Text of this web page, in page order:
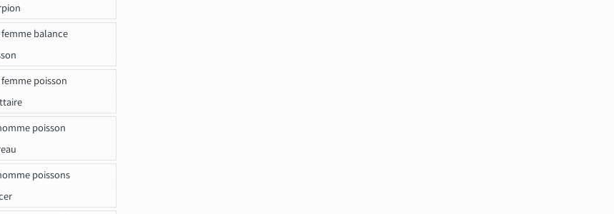
balance
poisson
poisson
poissons